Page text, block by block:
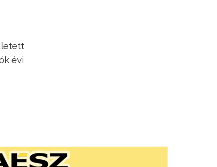
évi